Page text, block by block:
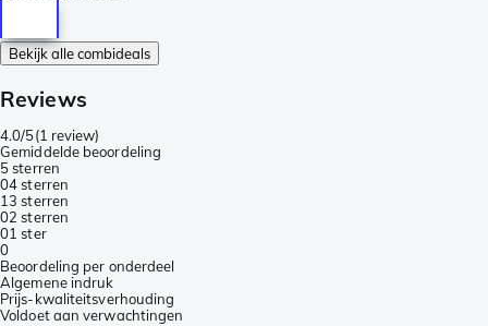
Bekijk alle combideals
Reviews
4.0/5(1 review)
Gemiddelde beoordeling
5 sterren
04 sterren
13 sterren
02 sterren
01 ster
0
Beoordeling per onderdeel
Algemene indruk
Prijs-kwaliteitsverhouding
Voldoet aan verwachtingen